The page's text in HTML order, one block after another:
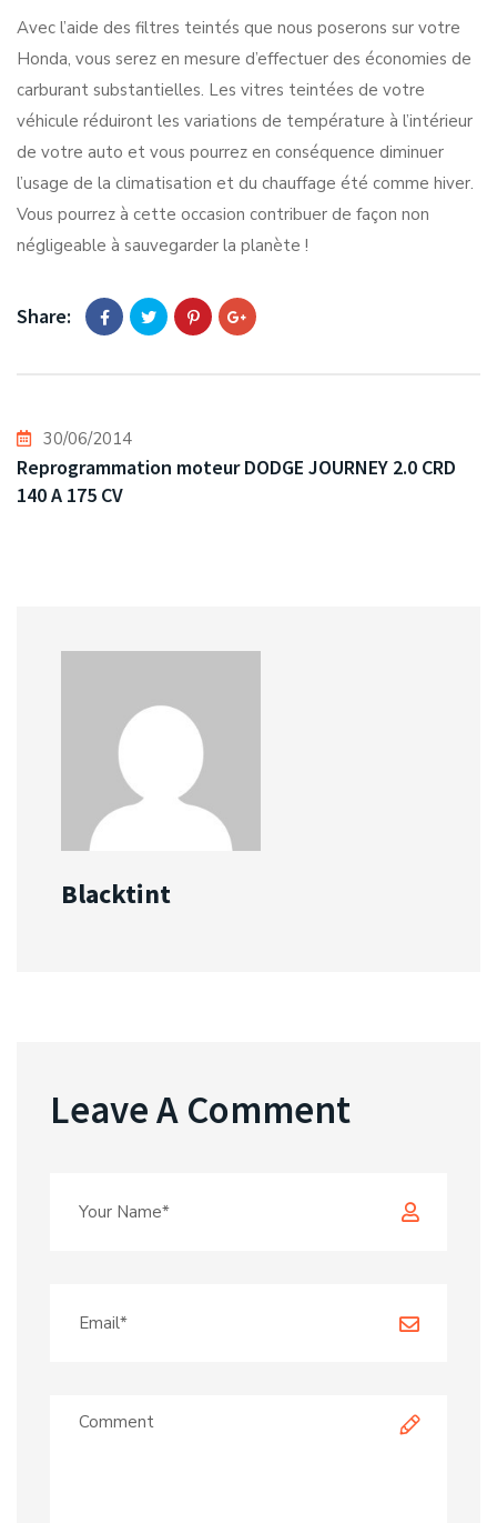
Avec l’aide des filtres teintés que nous poserons sur votre
Honda, vous serez en mesure d’effectuer des économies de
carburant substantielles. Les vitres teintées de votre
véhicule réduiront les variations de température à l’intérieur
de votre auto et vous pourrez en conséquence diminuer
l’usage de la climatisation et du chauffage été comme hiver.
Vous pourrez à cette occasion contribuer de façon non
négligeable à sauvegarder la planète !
Share:
30/06/2014
Reprogrammation moteur DODGE JOURNEY 2.0 CRD
140 A 175 CV
Blacktint
Leave A Comment